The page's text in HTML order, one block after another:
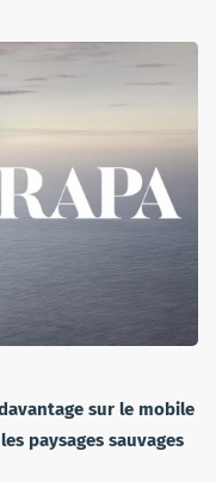
sur le mobile
paysages sauvages